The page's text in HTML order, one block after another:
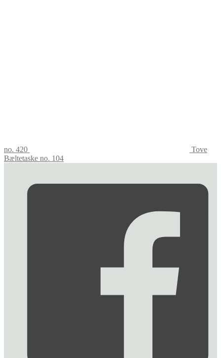
no. 420
Tove
Bæltetaske no. 104